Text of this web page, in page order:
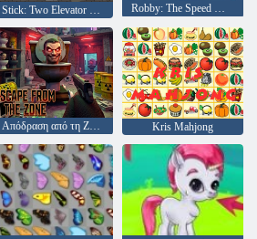
Robby: The Speed Maze
Απόδραση από τη Ζώνη Kris Mahjong